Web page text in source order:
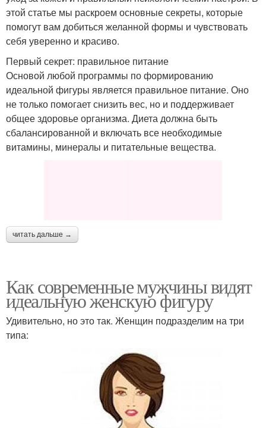
этой статье мы раскроем основные секреты, которые
помогут вам добиться желанной формы и чувствовать
себя уверенно и красиво.
Первый секрет: правильное питание
Основой любой программы по формированию
идеальной фигуры является правильное питание. Оно
не только помогает снизить вес, но и поддерживает
общее здоровье организма. Диета должна быть
сбалансированной и включать все необходимые
витамины, минералы и питательные вещества.
читать дальше →
Как современные мужчины видят
идеальную женскую фигуру
Удивительно, но это так. Женщин подразделим на три
типа: